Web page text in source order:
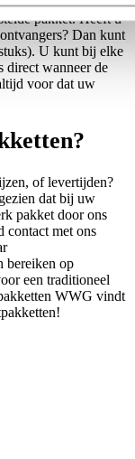
pakket. Heeft u
Dan kunt
U kunt bij elke
direct wanneer de
voor dat uw
of levertijden?
dat bij uw
pakket door ons
contact met ons
bereiken op
een traditioneel
WWG vindt